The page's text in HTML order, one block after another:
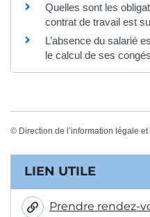
Quelles sont les
contrat de travail est
L’absence du salarié
le calcul de ses
© Direction de l’information légale
Informations
LIEN UTILE
Prendre rendez-